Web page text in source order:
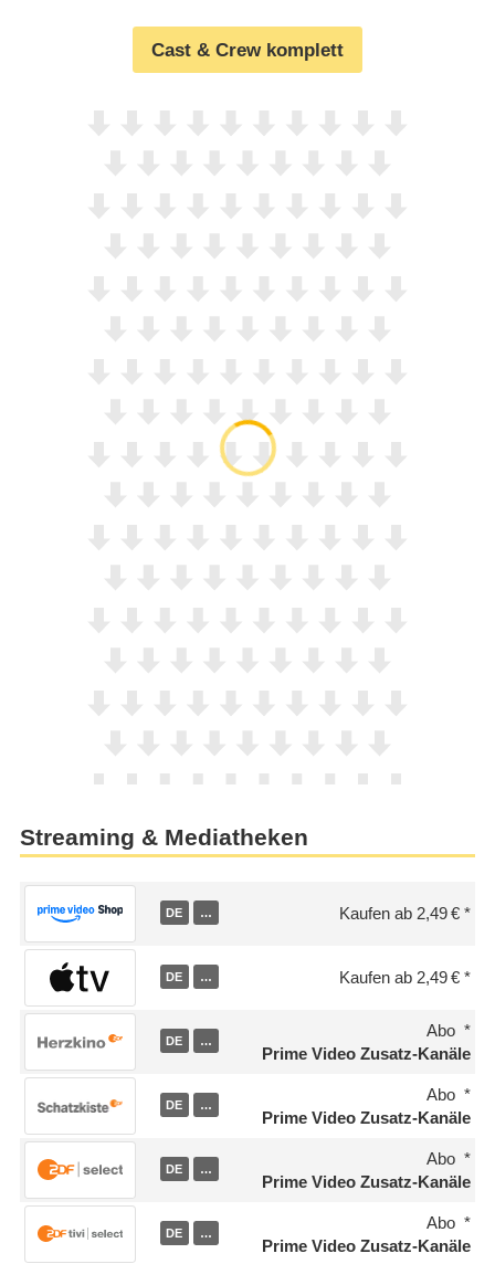
Cast & Crew komplett
Streaming & Mediatheken
DE … Kaufen ab 2,49 €
DE … Kaufen ab 2,49 €
DE …
Abo
Prime Video Zusatz-Kanäle
DE …
Abo
Prime Video Zusatz-Kanäle
DE …
Abo
Prime Video Zusatz-Kanäle
DE …
Abo
Prime Video Zusatz-Kanäle